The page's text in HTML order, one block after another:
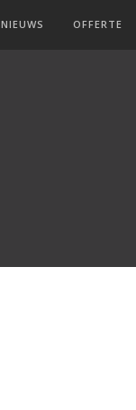
NIEUWS OFFERTE